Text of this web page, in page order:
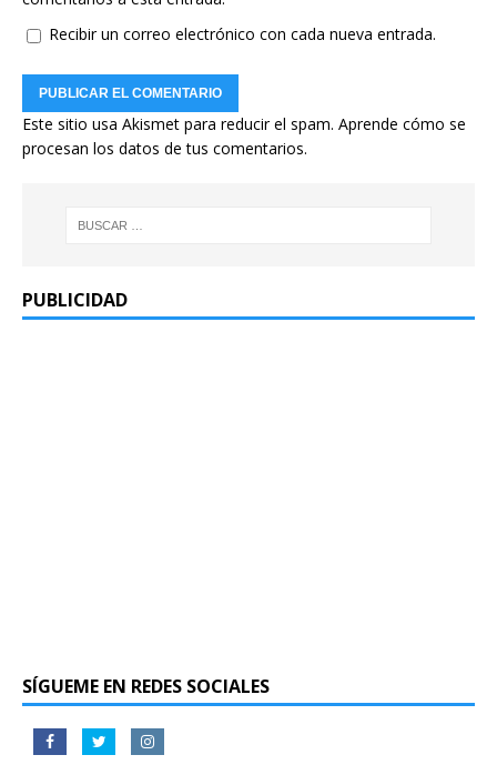
Recibir un correo electrónico con cada nueva entrada.
Este sitio usa Akismet para reducir el spam. Aprende cómo se
procesan los datos de tus comentarios.
PUBLICIDAD
SÍGUEME EN REDES SOCIALES